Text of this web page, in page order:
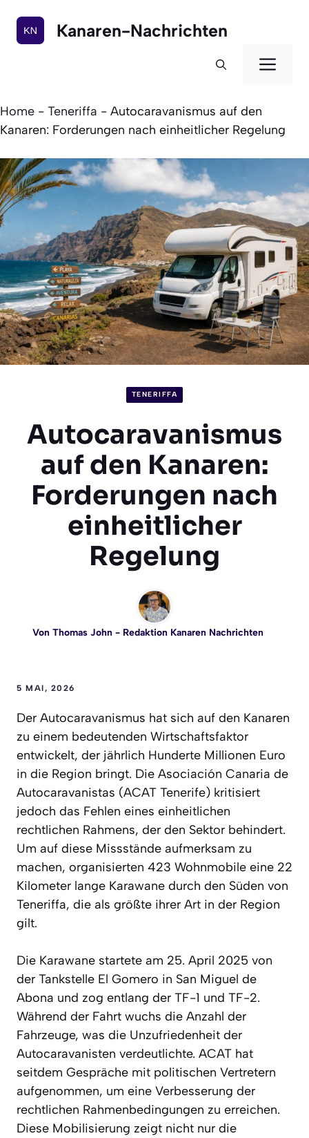
Inhalt
springen
Kanaren-Nachrichten
Home - Teneriffa - Autocaravanismus auf den
Kanaren: Forderungen nach einheitlicher Regelung
TENERIFFA
Autocaravanismus
auf den Kanaren:
Forderungen nach
einheitlicher
Regelung
Von Thomas John- Redaktion Kanaren Nachrichten
5 MAI, 2026
Der Autocaravanismus hat sich auf den Kanaren
zu einem bedeutenden Wirtschaftsfaktor
entwickelt, der jährlich Hunderte Millionen Euro
in die Region bringt. Die Asociación Canaria de
Autocaravanistas (ACAT Tenerife) kritisiert
jedoch das Fehlen eines einheitlichen
rechtlichen Rahmens, der den Sektor behindert.
Um auf diese Missstände aufmerksam zu
machen, organisierten 423 Wohnmobile eine 22
Kilometer lange Karawane durch den Süden von
Teneriffa, die als größte ihrer Art in der Region
gilt.
Die Karawane startete am 25. April 2025 von
der Tankstelle El Gomero in San Miguel de
Abona und zog entlang der TF-1 und TF-2.
Während der Fahrt wuchs die Anzahl der
Fahrzeuge, was die Unzufriedenheit der
Autocaravanisten verdeutlichte. ACAT hat
seitdem Gespräche mit politischen Vertretern
aufgenommen, um eine Verbesserung der
rechtlichen Rahmenbedingungen zu erreichen.
Diese Mobilisierung zeigt nicht nur die